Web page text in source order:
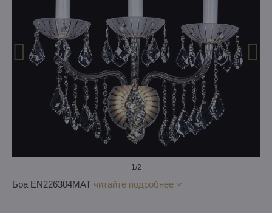
1 /2
Бра EN226304MAT читайте подробнее